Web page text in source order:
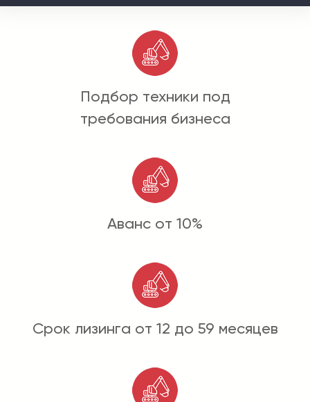
Подбор техники под
требования бизнеса
Аванс от 10%
Срок лизинга от 12 до 59 месяцев